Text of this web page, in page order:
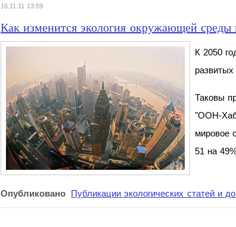
16.11.11 13:59
Как изменится экология окружающей среды
К 2050
развитых
Таковы
"ООН-
мировое
51 на
Опубликовано Публикации экологических статей и